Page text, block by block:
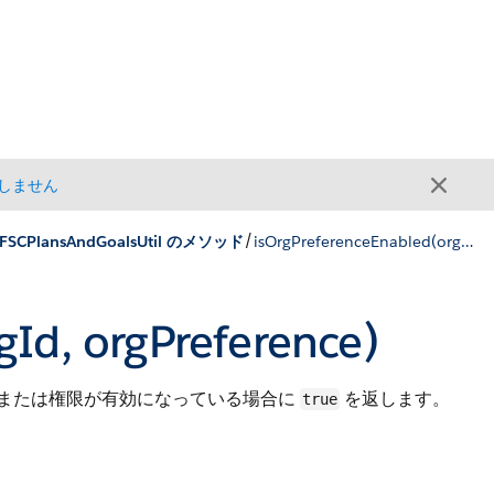
ません
FSCPlansAndGoalsUtil のメソッド/ isOrgPreferenceEnabled(orgId, orgPreference)
orgPreference)
たは権限が有効になっている場合に true を返します。